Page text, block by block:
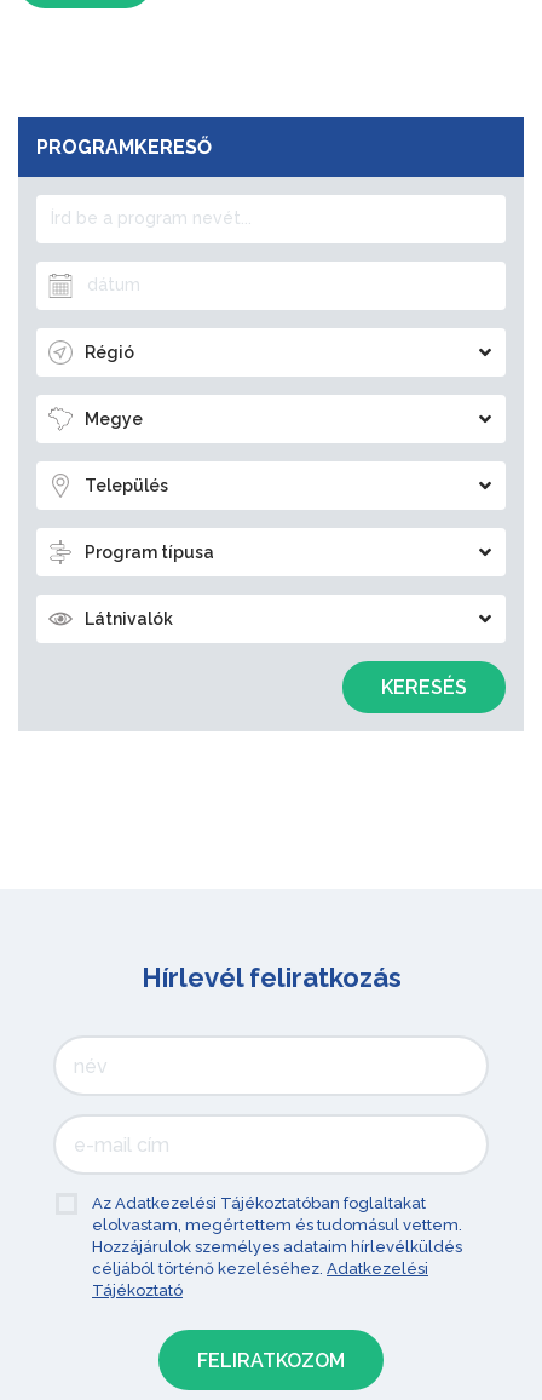
PROGRAMKERESŐ
Régió
Megye
Település
Program típusa
Látnivalók
KERESÉS
Hírlevél feliratkozás
Az Adatkezelési Tájékoztatóban foglaltakat
elolvastam, megértettem és tudomásul vettem.
Hozzájárulok személyes adataim hírlevélküldés
céljából történő kezeléséhez. Adatkezelési
Tájékoztató